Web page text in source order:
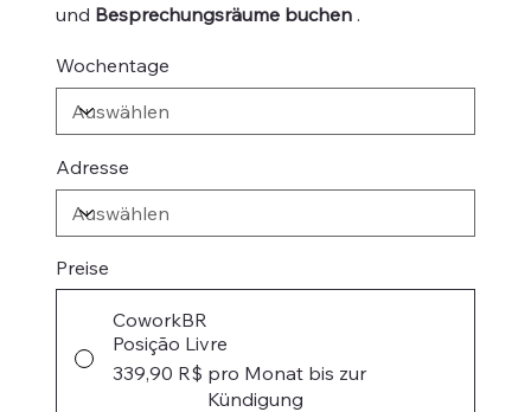
und Besprechungsräume buchen .
Wochentage
Adresse
Preise
CoworkBR
Posição Livre
339,90 R$ pro Monat bis zur
Kündigung